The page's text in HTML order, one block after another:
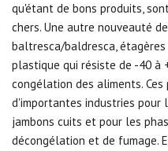
qu'étant de bons produits,
chers. Une autre nouveauté
baltresca/baldresca,
plastique qui résiste de -40 à
congélation des aliments.
d'importantes industries pour
jambons cuits et pour les
décongélation et de fumage.